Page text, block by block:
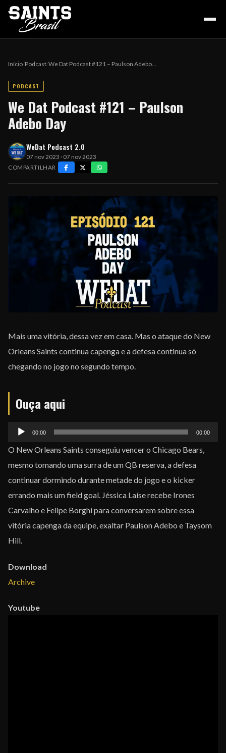
HOME
PODCAST
COLUNA DO ZÉ
NOSSA HISTÓRIA
EQUIPE
Início Podcast We Dat Podcast #121 – Paulson Adebo…
PODCAST
We Dat Podcast #121 – Paulson
Adebo Day
WeDat Podcast 2.0
07 nov 2023 · 07 nov 2023
COMPARTILHAR
Mais uma vitória, dessa vez em casa. Mas o ataque do New
Orleans Saints continua capenga e a defesa continua só
chegando no jogo no segundo tempo.
Ouça aqui
Tocador00:00 00:00
O New Orleans Saints conseguiu vencer o Chicago Bears,
mesmo tomando uma surra de um QB reserva, a defesa
continuar dormindo durante metade do jogo e o kicker
errando mais um field goal. Jéssica Laíse recebe Irones
Carvalho e Felipe Borghi para conversarem sobre essa
vitória capenga da equipe, exaltar Paulson Adebo e Taysom
Hill.
Download
Archive
Youtube